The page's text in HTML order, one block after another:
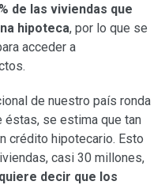
de las viviendas que
hipoteca, por lo que se
acceder a
de nuestro país ronda
éstas, se estima que tan
crédito hipotecario. Esto
casi 30 millones,
decir que los